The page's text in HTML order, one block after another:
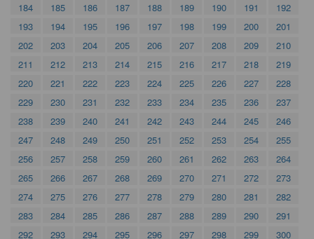
184
185 186 187 188 189 190 191
192
193
194 195 196 197 198 199 200
201
202
203 204 205 206 207 208 209
210
211
212 213 214 215 216 217 218
219
220
221 222 223 224 225 226 227
228
229
230 231 232 233 234 235 236
237
238
239 240 241 242 243 244 245
246
247
248 249 250 251 252 253 254
255
256
257 258 259 260 261 262 263
264
265
266 267 268 269 270 271 272
273
274
275 276 277 278 279 280 281
282
283
284 285 286 287 288 289 290
291
292
293 294 295 296 297 298 299 300